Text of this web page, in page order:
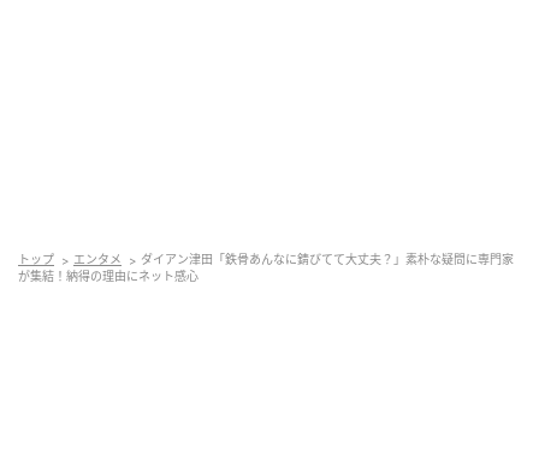
トップ エンタメ
ダイアン津田「鉄骨あんなに錆びてて大丈夫？」素朴な疑問に専門家
が集結！納得の理由にネット感心